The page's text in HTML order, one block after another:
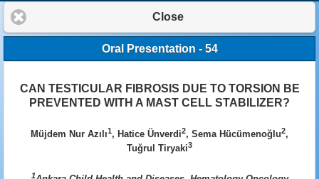
Close
Oral Presentation - 54
CAN TESTICULAR FIBROSIS DUE TO TORSION BE
PREVENTED WITH A MAST CELL STABILIZER?
Müjdem Nur Azılı1, Hatice Ünverdi2, Sema Hücümenoğlu2,
Tuğrul Tiryaki3
1